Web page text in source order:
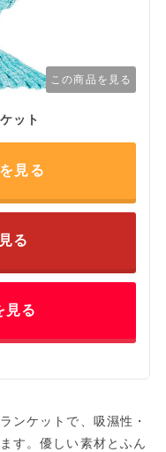
この商品を見る
ット
見る
る
見る
ンケットで、吸濕性・
す。優しい素材とふん